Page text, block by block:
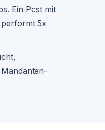
Ein Post mit
performt 5x